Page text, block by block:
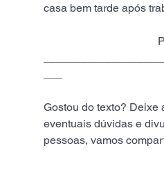
casa bem tarde após
Gostou do texto? Deixe
eventuais dúvidas e
pessoas, vamos